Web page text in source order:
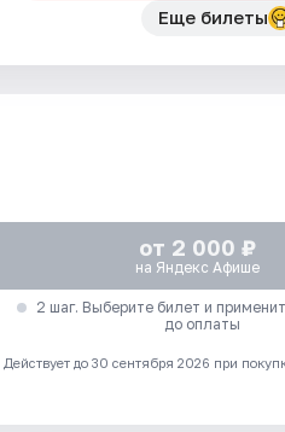
Еще билеты
от 2 000 ₽
на Яндекс Афише
2 шаг. Выберите билет и
до оплаты
Действует до 30 сентября 2026 при